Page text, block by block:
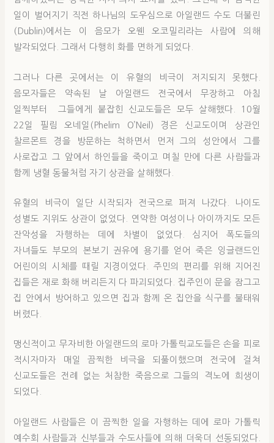
일이 벌어지기 직전 하나님의 도우심으로 아일랜드 수도 더불린
(Dublin)에서는 이 음모가 오웬 오코밀리라는 사람에 의해
발각되었다. 그래서 다행히 화를 면하게 되었다.
그러나 다른 곳에서는 이 유혈의 비극이 저지되지 못했다.
음모자들은 약속된 날 아일랜드 전국에서 무장하고 아침
일찍부터 그들에게 붙잡힌 신교도들은 모두 살해했다. 10월
22일 필림 오네일(Phelim O’Neil) 경은 신교도이며 상관인
찰르몬트 경을 방문하는 척하면서 먼저 그의 성안에서 그를
사로잡고 그 앞에서 하인들을 죽이고 며칠 만에 다른 사람들과
함께 냉혈 동물처럼 자기 상관을 살해했다.
유혈의 비극이 일단 시작되자 전국으로 퍼져 나갔다. 나이도
성별도 지위도 상관이 없었다. 연약한 여성이나 아이까지도 모든
잔악성을 자행하는 데에 차별이 없었다. 심지어 폭도들의
자녀들도 부모의 본보기 권유에 용기를 얻어 죽은 잉글랜드인
어린이의 시체를 때릴 지경이었다. 주민의 편리를 위해 지어진
집들은 재로 화해 버리든지 다 파괴되었다. 집주인이 문을 잠그고
집 안에서 방어하고 있으면 집과 함께 온 집안을 식구를 불태워
버렸다.
맹신적이고 무자비한 아일랜드의 로마 가톨릭교도들은 손을 피로
적시자마자 매일 끔찍한 비극을 되풀이했으며 전국에 걸쳐
신교도들은 전례 없는 처참한 죽음으로 그들의 격노에 희생이
되었다.
아일랜드 사람들은 이 끔찍한 일을 자행하는 데에 로마 가톨릭
예수회 사람들과 신부들과 수도사들에 의해 더욱더 선동되었다.